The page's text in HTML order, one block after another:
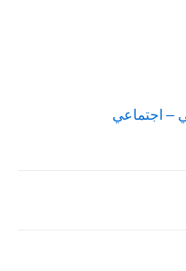
– اجتماعي